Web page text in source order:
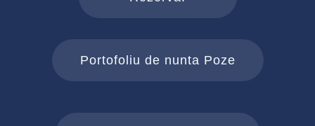
Portofoliu de nunta Poze